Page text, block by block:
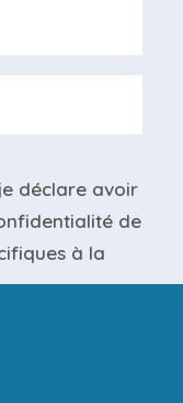
déclare avoir
de
à la